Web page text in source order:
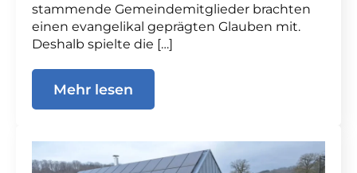
stammende Gemeindemitglieder brachten
einen evangelikal geprägten Glauben mit.
Deshalb spielte die […]
Mehr lesen